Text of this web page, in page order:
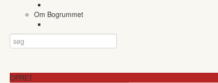
Om Bogrummet
OPRET